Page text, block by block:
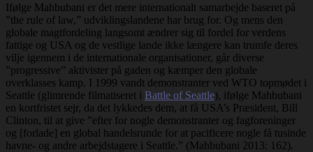
Ifølge Mahbubani er det mere internationalt samarbejde baseret på
”the rule of law,” udviklingslandene har brug for. Og mens den
globale magtfordeling langsomt ændrer sig til fordel for verdens
fattige og USA og de vestlige lande ikke længere kan trumfe deres
vilje igennem i de internationale organisationer, går diverse
”progressive” aktivister på gaden og kæmper den globale
overklasses kamp. I 1999 vandt demonstranter ved WTO topmødet i
Seattle (glimrende filmatiseret i Battle of Seattle), ifølge Mahbubani
en kortfristet sejr, da det lykkedes dem, at få USA’s Præsident, Bill
Clinton, til at give ”efter for nogle demonstranter og fagforeninger
og [forlade] en global handelsrunde for at pacificere nogle få tusinde
havne- og andre arbejdstagere i Seattle.” (Mahbubani 2013: 162).